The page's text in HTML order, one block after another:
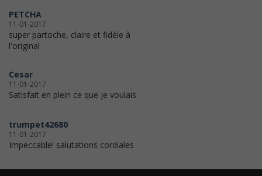
PETCHA
11-01-2017
super partoche, claire et fidèle à
l'original
Cesar
11-01-2017
Satisfait en plein ce que je voulais
trumpet42680
11-01-2017
Impeccable! salutations cordiales